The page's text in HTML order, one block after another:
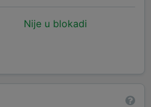
Nije u blokadi